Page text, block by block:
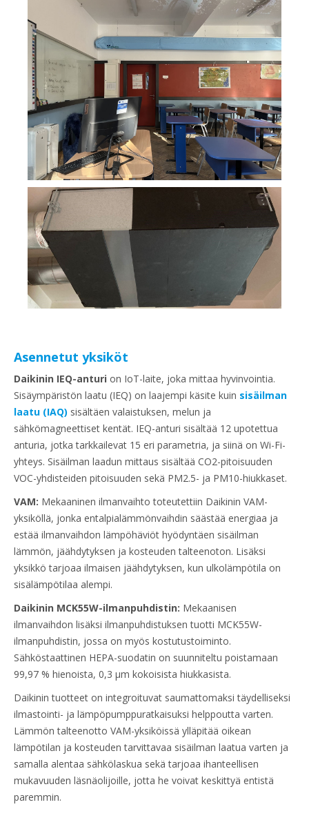
Asennetut yksiköt
Daikinin IEQ-anturi on IoT-laite, joka mittaa hyvinvointia.
Sisäympäristön laatu (IEQ) on laajempi käsite kuin sisäilman
laatu (IAQ) sisältäen valaistuksen, melun ja
sähkömagneettiset kentät. IEQ-anturi sisältää 12 upotettua
anturia, jotka tarkkailevat 15 eri parametria, ja siinä on Wi-Fi-
yhteys. Sisäilman laadun mittaus sisältää CO2-pitoisuuden
VOC-yhdisteiden pitoisuuden sekä PM2.5- ja PM10-hiukkaset. ​
VAM: Mekaaninen ilmanvaihto toteutettiin Daikinin VAM-
yksiköllä, jonka entalpialämmönvaihdin säästää energiaa ja
estää ilmanvaihdon lämpöhäviöt hyödyntäen sisäilman
lämmön, jäähdytyksen ja kosteuden talteenoton. Lisäksi
yksikkö tarjoaa ilmaisen jäähdytyksen, kun ulkolämpötila on
sisälämpötilaa alempi.
Daikinin MCK55W-ilmanpuhdistin: Mekaanisen
ilmanvaihdon lisäksi ilmanpuhdistuksen tuotti MCK55W-
ilmanpuhdistin, jossa on myös kostutustoiminto.
Sähköstaattinen HEPA-suodatin on suunniteltu poistamaan
99,97 % hienoista, 0,3 μm kokoisista hiukkasista. ​
Daikinin tuotteet on integroituvat saumattomaksi täydelliseksi
ilmastointi- ja lämpöpumppuratkaisuksi helppoutta varten.
Lämmön talteenotto VAM-yksiköissä ylläpitää oikean
lämpötilan ja kosteuden tarvittavaa sisäilman laatua varten ja
samalla alentaa sähkölaskua sekä tarjoaa ihanteellisen
mukavuuden läsnäolijoille, jotta he voivat keskittyä entistä
paremmin.